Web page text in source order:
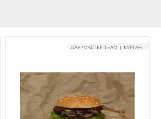
ШАУРМАСТЕР TEAM | КУРГАН